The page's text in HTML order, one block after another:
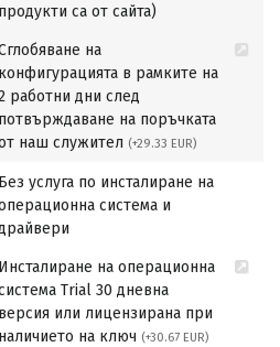
продукти са от сайта)
на
конфигурацията в рамките на
работни дни след
потвърждаване на поръчката
наш служител (+29.33 EUR)
Без услуга по инсталиране на
система и
Инсталиране на операционна
Trial 30 дневна
версия или лицензирана при
наличието на ключ (+30.67 EUR)